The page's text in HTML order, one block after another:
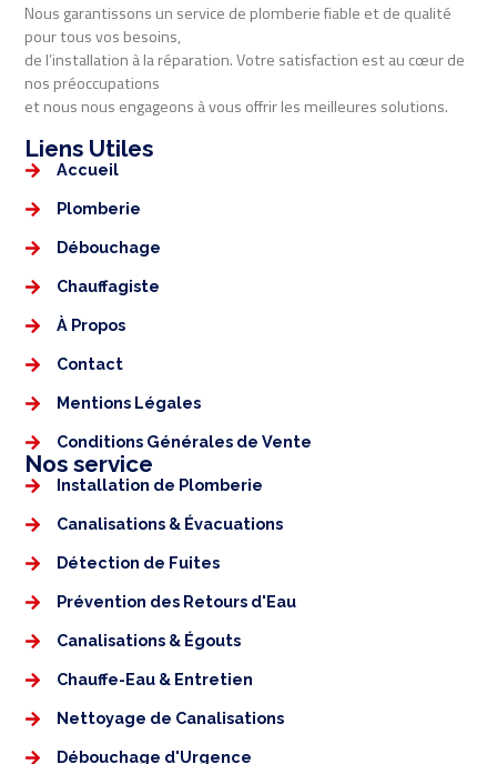
Nous garantissons un service de plomberie fiable et de qualité
pour tous vos besoins,
de l’installation à la réparation. Votre satisfaction est au cœur de
nos préoccupations
et nous nous engageons à vous offrir les meilleures solutions.
Liens Utiles​​
Accueil
Plomberie
Débouchage
Chauffagiste
À Propos
Contact
Mentions Légales​
Conditions Générales de Vente
Nos service
Installation de Plomberie
Canalisations & Évacuations
Détection de Fuites
Prévention des Retours d'Eau
Canalisations & Égouts
Chauffe-Eau & Entretien
Nettoyage de Canalisations
Débouchage d'Urgence